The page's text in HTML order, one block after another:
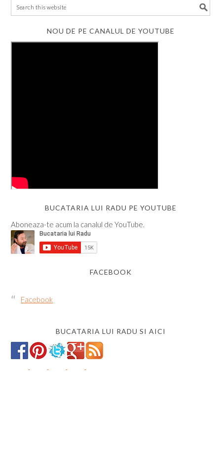
NOU DE PE CANALUL DE YOUTUBE
BUCATARIA LUI RADU PE YOUTUBE
Aboneaza-te acum la canalul de YouTube.
FACEBOOK
Facebook
BUCATARIA LUI RADU SI AICI